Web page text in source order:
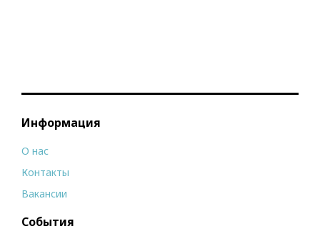
Информация
О нас
Контакты
Вакансии
События